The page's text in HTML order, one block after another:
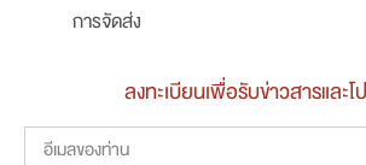
การจัดส่ง
ลงทะเบียนเพื่อรับข่าวสารและโ